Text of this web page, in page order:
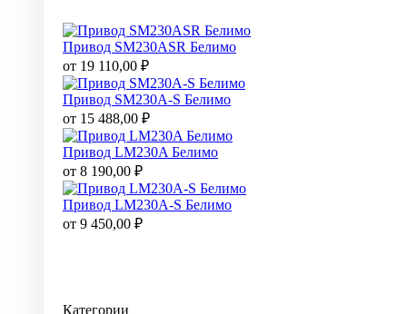
Привод SM230ASR Белимо
от 19 110,00 ₽
Привод SM230A-S Белимо
от 15 488,00 ₽
Привод LM230A Белимо
от 8 190,00 ₽
Привод LM230A-S Белимо
от 9 450,00 ₽
Категории